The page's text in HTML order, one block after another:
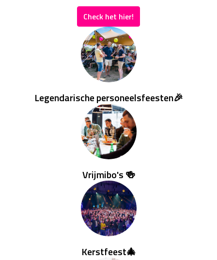
Check het hier!
Legendarische personeelsfeesten🎉
Vrijmibo's 🍻
Kerstfeest🎄